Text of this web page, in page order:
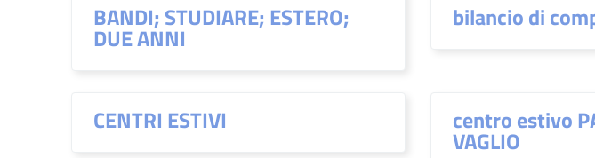
BANDI; STUDIARE; ESTERO;
DUE ANNI
bilancio di
CENTRI ESTIVI centro estivo
VAGLIO